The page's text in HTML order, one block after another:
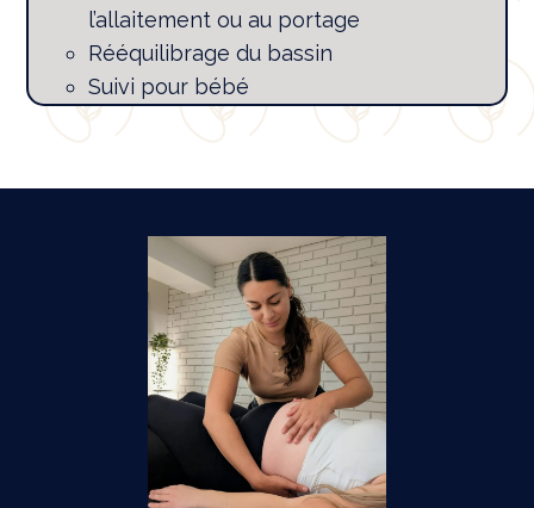
l’allaitement ou au portage
Rééquilibrage du bassin
Suivi pour bébé